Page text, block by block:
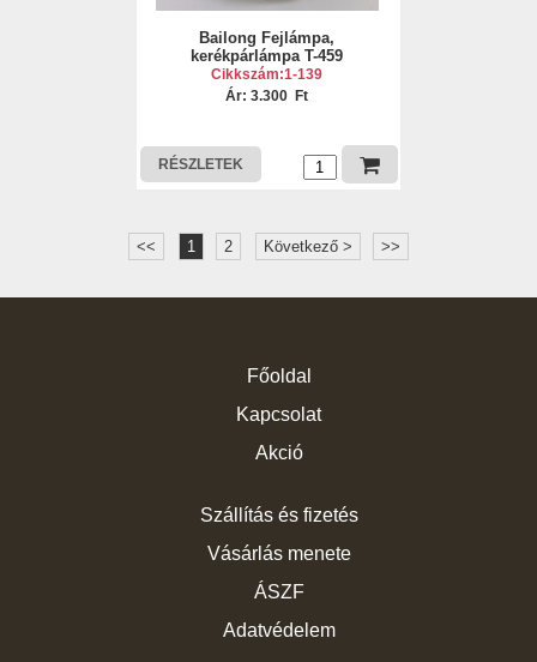
Bailong Fejlámpa,
kerékpárlámpa T-459
Cikkszám:1-139
Ár: 3.300 Ft
RÉSZLETEK
<< 1 2 Következő > >>
Főoldal
Kapcsolat
Akció
Szállítás és fizetés
Vásárlás menete
ÁSZF
Adatvédelem